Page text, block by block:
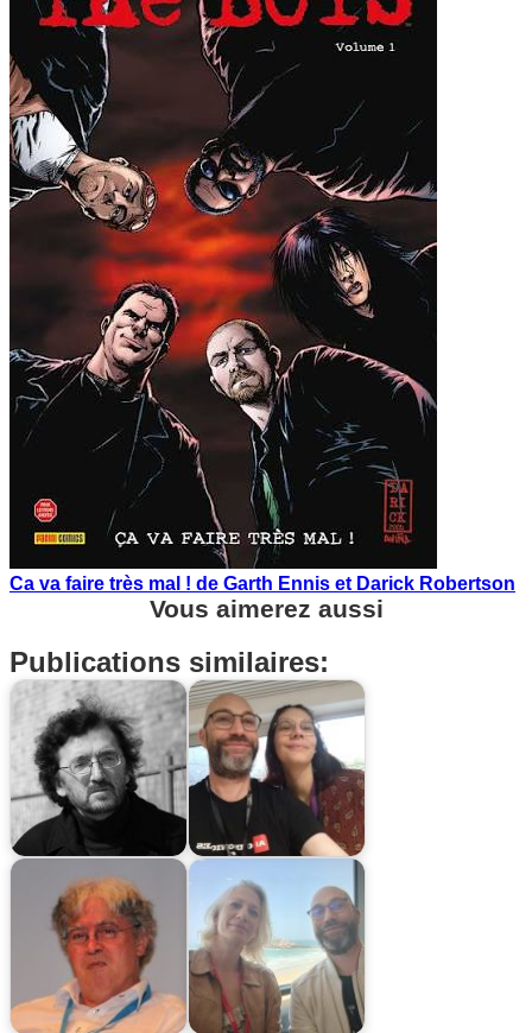
Ca va faire très mal ! de Garth Ennis et Darick Robertson
Vous aimerez aussi
Publications similaires: